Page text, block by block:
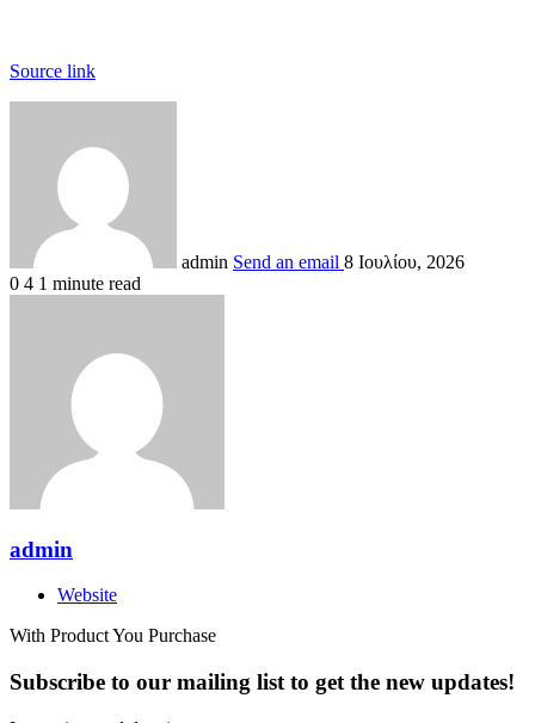
Source link
admin Send an email 8 Ιουλίου, 2026
0 4 1 minute read
admin
Website
With Product You Purchase
Subscribe to our mailing list to get the new updates!